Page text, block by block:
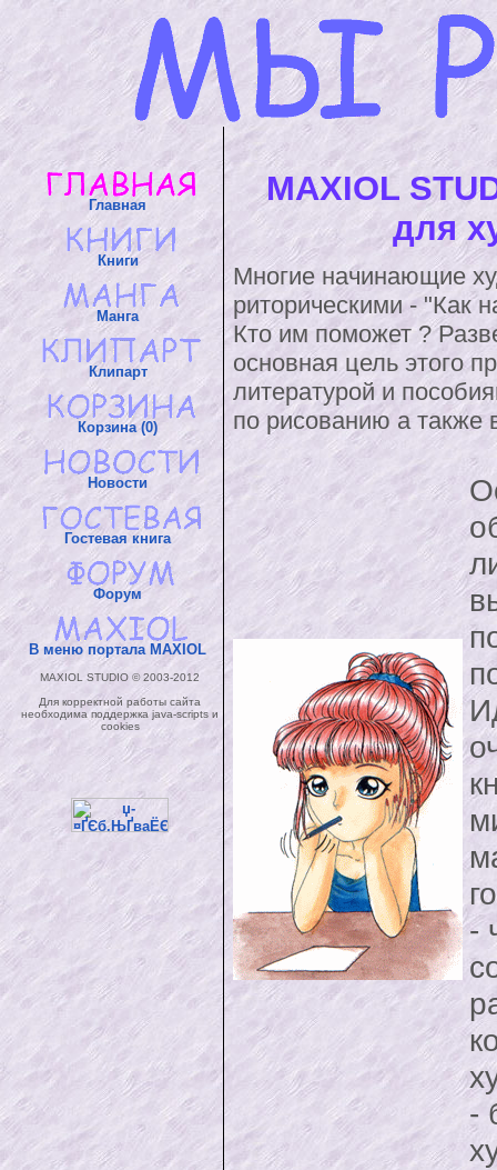
Главная
Книги
Манга
Клипарт
Корзина (0)
Новости
Гостевая книга
Форум
В меню портала MAXIOL
MAXIOL STUDIO © 2003-2012
Для корректной работы сайта
необходима поддержка java-scripts и
cookies
MAXIOL
для
Многие начинающие
риторическими - "Как
Кто им поможет ?
основная цель этого
литературой и
по рисованию а также
-
-